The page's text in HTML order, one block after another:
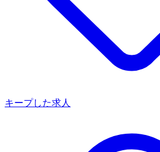
キープした求人